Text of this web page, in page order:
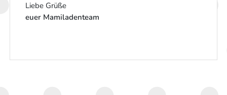
Liebe Grüße
euer Mamiladenteam